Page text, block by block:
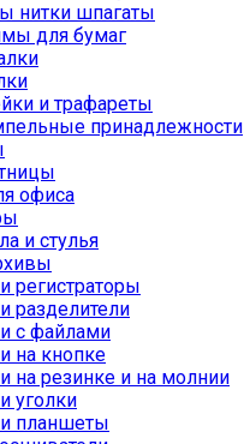
нитки шпагаты
для бумаг
и трафареты
принадлежности
офиса
и стулья
регистраторы
разделители
с файлами
на кнопке
на резинке и на молнии
уголки
планшеты